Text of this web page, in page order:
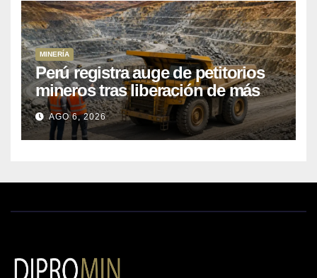
MINERÍA
Perú registra auge de petitorios
mineros tras liberación de más
de mil concesiones para explorar
cobre y oro
AGO 6, 2026